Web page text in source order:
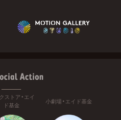
Action
ストア・エイ
ド基金
小劇場・エイド基金